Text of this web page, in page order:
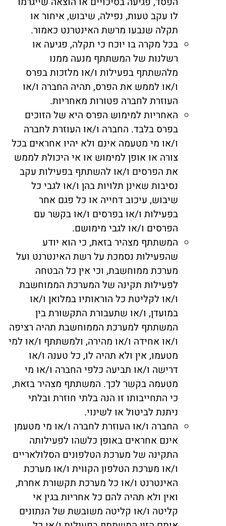
לו עקב טעות, נפילה, שיבוש, איחור או
תקלה שנבעו מרשת האינטרנט כאמור.
בכל מקרה בו יוכח כי תקלה, פגיעה או
רשלנות של המשתתף מנעה ממנו
מלהשתתף בפעילות ו/או מלזכות בפרס
ו/או לממש את הפרס, תהיה החברה ו/או
העוזרת לחברה פטורות מאחריות.
האחריות למימוש הפרס היא של הזוכים
בפרס בלבד. החברה ו/או העוזרת לחברה
ו/או מי מטעמה אינם ולא יהיו אחראים בכל
צורה או אופן למימוש או אי היכולת לממש
את הפרסים ו/או להשתתף בפעילות עקב
נסיבות שאינן תלויות בהן ו/או לגבי כל
שיבוש, עיכוב דחייה או כל פגם אחר
בפעילות ו/או בפרסים ו/או בקשר עם
הפרסים ו/או לגבי מימושם.
המשתתף מצהיר בזאת, כי הוא יודע
שהפעילות נסמכת על רשת האינטרנט ועל
מערכת ממוחשבת, וכי אין כל הבטחה
לפעילות תקינה של המערכת הממוחשבת
ו/או לקליטת כל הוראותיו במלואן ו/או
במועדן, ו/או שתעבורת התקשורת בין
המשתתף למערכת הממוחשבת תהיה רציפה
ו/או אחידה ו/או מהירה, ולמשתתף ו/או למי
מטעמו, אין ולא תהיה לו, כל טענה ו/או
דרישה ו/או תביעה כלפי החברה ו/או מי
מטעמה בקשר לכך. המשתתף מצהיר בזאת,
כי התחייבותו זו הנה בלתי חוזרת ובלתי
ניתנת לביטול או לשינוי.
החברה ו/או העוזרת לחברה ו/או מי מטעמן
אינם אחראים באופן כלשהו לפעילותה
התקינה של מערכת הטלפונים הסלולאריים
ו/או מערכת הטלפון הקווית ו/או מערכת
האינטרנט ו/או כל מערכת תקשורת אחרת,
ואין ולא תהיה להם כל אחריות בגין אי
קליטה ו/או קליטה משובשת של הנתונים